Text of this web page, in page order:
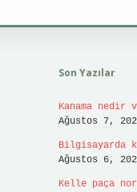
Son Yazılar
Kanama
Ağustos 7,
Bilgisayarda
Ağustos 6,
Kelle paça